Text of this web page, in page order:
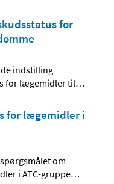
for
indstilling
for lægemidler til…
for lægemidler i
om
i ATC-gruppe…